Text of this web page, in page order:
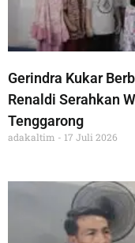
Gerindra Kukar
Renaldi Serahkan
Tenggarong
adakaltim 17 Juli 2026